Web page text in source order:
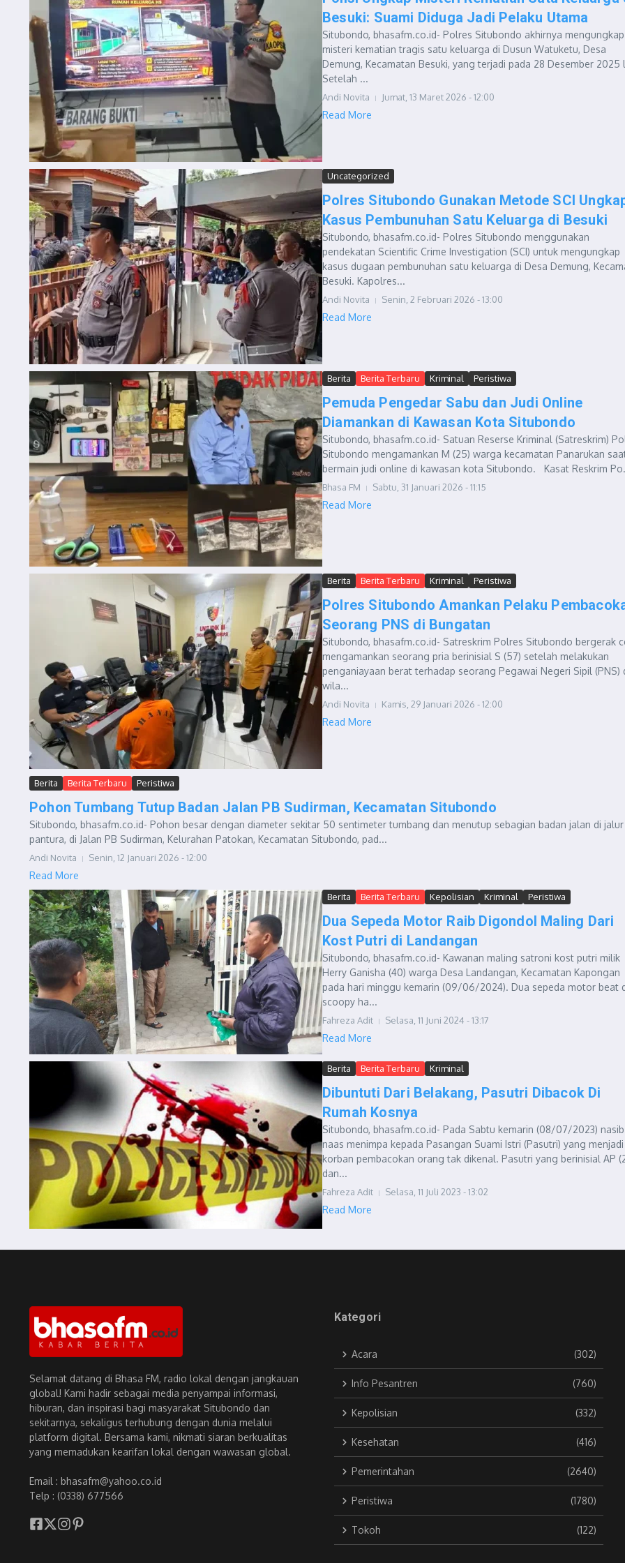
Besuki: Suami Diduga Jadi Pelaku Utama
Situbondo, bhasafm.co.id- Polres Situbondo akhirnya mengungkap
misteri kematian tragis satu keluarga di Dusun Watuketu, Desa
Demung, Kecamatan Besuki, yang terjadi pada 28 Desember 2025
Setelah ...
Andi Novita Jumat, 13 Maret 2026 - 12:00
Read More
Uncategorized
Polres Situbondo Gunakan Metode SCI
Kasus Pembunuhan Satu Keluarga di Besuki
Situbondo, bhasafm.co.id- Polres Situbondo menggunakan
pendekatan Scientific Crime Investigation (SCI) untuk mengungkap
kasus dugaan pembunuhan satu keluarga di Desa Demung,
Besuki. Kapolres...
Andi Novita Senin, 2 Februari 2026 - 13:00
Read More
Berita Berita Terbaru Kriminal Peristiwa
Pemuda Pengedar Sabu dan Judi Online
Diamankan di Kawasan Kota Situbondo
Situbondo, bhasafm.co.id- Satuan Reserse Kriminal (Satreskrim)
Situbondo mengamankan M (25) warga kecamatan Panarukan
bermain judi online di kawasan kota Situbondo. Kasat Reskrim
Bhasa FM Sabtu, 31 Januari 2026 - 11:15
Read More
Berita Berita Terbaru Kriminal Peristiwa
Polres Situbondo Amankan Pelaku
Seorang PNS di Bungatan
Situbondo, bhasafm.co.id- Satreskrim Polres Situbondo bergerak
mengamankan seorang pria berinisial S (57) setelah melakukan
penganiayaan berat terhadap seorang Pegawai Negeri Sipil (PNS)
wila...
Andi Novita Kamis, 29 Januari 2026 - 12:00
Read More
Berita Berita Terbaru Peristiwa
Pohon Tumbang Tutup Badan Jalan PB Sudirman, Kecamatan Situbondo
Situbondo, bhasafm.co.id- Pohon besar dengan diameter sekitar 50 sentimeter tumbang dan menutup sebagian badan jalan di jalur
pantura, di Jalan PB Sudirman, Kelurahan Patokan, Kecamatan Situbondo, pad...
Andi Novita Senin, 12 Januari 2026 - 12:00
Read More
Berita Berita Terbaru Kepolisian Kriminal Peristiwa
Dua Sepeda Motor Raib Digondol Maling Dari
Kost Putri di Landangan
Situbondo, bhasafm.co.id- Kawanan maling satroni kost putri milik
Herry Ganisha (40) warga Desa Landangan, Kecamatan Kapongan
pada hari minggu kemarin (09/06/2024). Dua sepeda motor beat
scoopy ha...
Fahreza Adit Selasa, 11 Juni 2024 - 13:17
Read More
Berita Berita Terbaru Kriminal
Dibuntuti Dari Belakang, Pasutri Dibacok Di
Rumah Kosnya
Situbondo, bhasafm.co.id- Pada Sabtu kemarin (08/07/2023) nasib
naas menimpa kepada Pasangan Suami Istri (Pasutri) yang menjadi
korban pembacokan orang tak dikenal. Pasutri yang berinisial AP
dan...
Fahreza Adit Selasa, 11 Juli 2023 - 13:02
Read More
Selamat datang di Bhasa FM, radio lokal dengan jangkauan
global! Kami hadir sebagai media penyampai informasi,
hiburan, dan inspirasi bagi masyarakat Situbondo dan
sekitarnya, sekaligus terhubung dengan dunia melalui
platform digital. Bersama kami, nikmati siaran berkualitas
yang memadukan kearifan lokal dengan wawasan global.
Email : bhasafm@yahoo.co.id
Telp : (0338) 677566
Kategori
Acara (302)
Info Pesantren (760)
Kepolisian (332)
Kesehatan (416)
Pemerintahan (2640)
Peristiwa (1780)
Tokoh (122)